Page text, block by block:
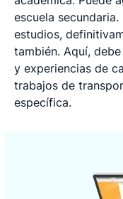
escuela
estudios,
también. Aquí,
y experiencias de
trabajos de
específica.